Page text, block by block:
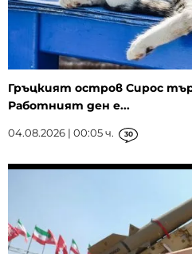
Гръцкият остров Сирос
Работният ден е...
04.08.2026 | 00:05 ч. 30